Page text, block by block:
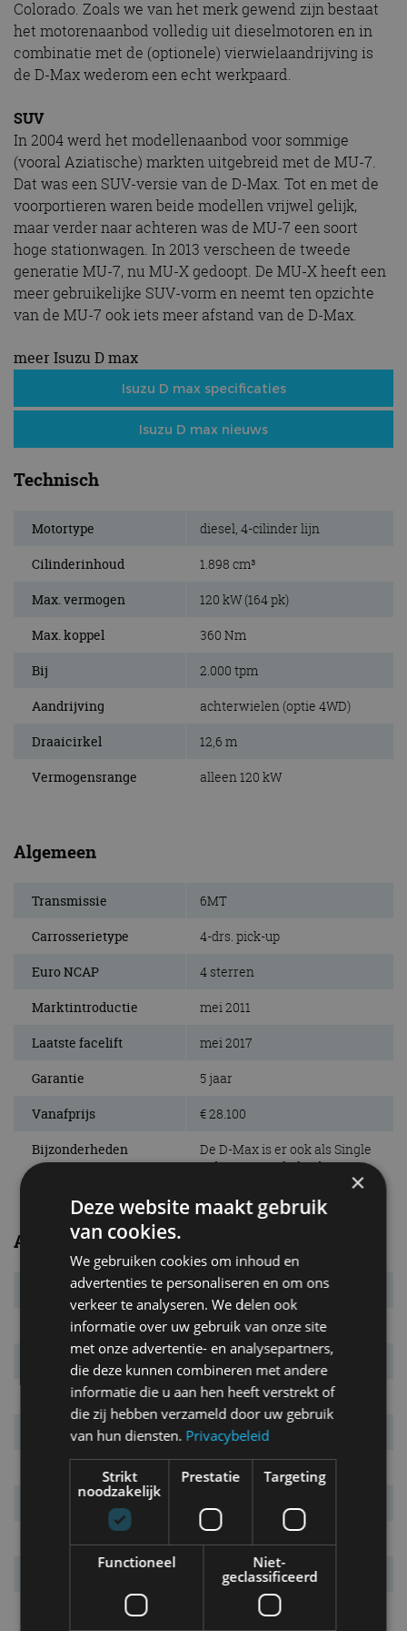
Colorado. Zoals we van het merk gewend zijn bestaat
het motorenaanbod volledig uit dieselmotoren en in
combinatie met de (optionele) vierwielaandrijving is
de D-Max wederom een echt werkpaard.
SUV
In 2004 werd het modellenaanbod voor sommige
(vooral Aziatische) markten uitgebreid met de MU-7.
Dat was een SUV-versie van de D-Max. Tot en met de
voorportieren waren beide modellen vrijwel gelijk,
maar verder naar achteren was de MU-7 een soort
hoge stationwagen. In 2013 verscheen de tweede
generatie MU-7, nu MU-X gedoopt. De MU-X heeft een
meer gebruikelijke SUV-vorm en neemt ten opzichte
van de MU-7 ook iets meer afstand van de D-Max.
meer Isuzu D max
Isuzu D max specificaties
Isuzu D max nieuws
Technisch
Motortype diesel, 4-cilinder lijn
Cilinderinhoud 1.898 cm³
Max. vermogen 120 kW (164 pk)
Max. koppel 360 Nm
Bij 2.000 tpm
Aandrijving achterwielen (optie 4WD)
Draaicirkel 12,6 m
Vermogensrange alleen 120 kW
Algemeen
Transmissie 6MT
Carrosserietype 4-drs. pick-up
Euro NCAP 4 sterren
Marktintroductie mei 2011
Laatste facelift mei 2017
Garantie 5 jaar
Vanafprijs € 28.100
Bijzonderheden
De D-Max is er ook als Single
Cab en Extended Cab.
Afmetingen/gewichten
L x B x H 5.295 x 1.860 x 1.795 mm
Wielbasis 3.095 mm
Massa leeg 1.690 kg
Max. aanh. gew. 3.500 kg
Inh. bag. ruimte. n.v.t. l
1.080 kg
×
Deze website maakt gebruik
van cookies.
We gebruiken cookies om inhoud en
advertenties te personaliseren en om ons
verkeer te analyseren. We delen ook
informatie over uw gebruik van onze site
met onze advertentie- en analysepartners,
die deze kunnen combineren met andere
informatie die u aan hen heeft verstrekt of
die zij hebben verzameld door uw gebruik
van hun diensten. Privacybeleid
Strikt
noodzakelijk
Prestatie Targeting
Functioneel
Niet-
geclassificeerd